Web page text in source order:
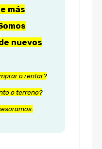
más
nuevos
o rentar?
o terreno?